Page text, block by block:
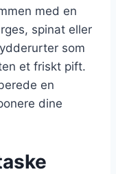
med en
spinat eller
som
et friskt pift.
en
dine